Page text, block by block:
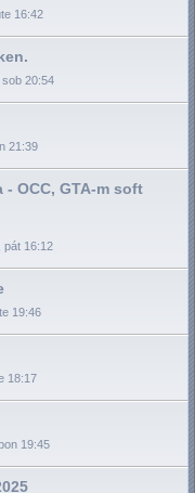
16:42
sob 20:54
21:39
OCC, GTA-m soft
pát 16:12
19:46
18:17
19:45